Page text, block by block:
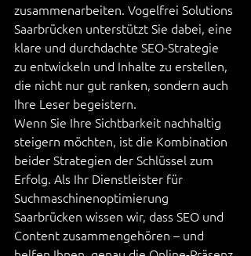
zusammenarbeiten. Vogelfrei Solutions
Saarbrücken unterstützt Sie dabei, eine
klare und durchdachte SEO-Strategie
zu entwickeln und Inhalte zu erstellen,
die nicht nur gut ranken, sondern auch
Ihre Leser begeistern.
Wenn Sie Ihre Sichtbarkeit nachhaltig
steigern möchten, ist die Kombination
beider Strategien der Schlüssel zum
Erfolg. Als Ihr Dienstleister für
Suchmaschinenoptimierung
Saarbrücken wissen wir, dass SEO und
Content zusammengehören – und